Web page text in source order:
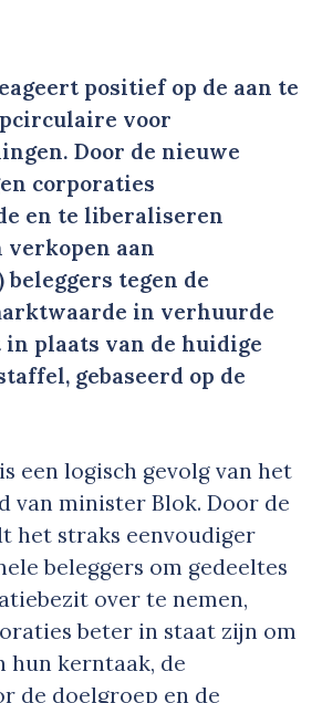
positief op de aan te
voor
Door de nieuwe
corporaties
en te liberaliseren
aan
tegen de
in verhuurde
plaats van de huidige
gebaseerd op de
een logisch gevolg van het
van minister Blok. Door de
het straks eenvoudiger
beleggers om gedeeltes
over te nemen,
beter in staat zijn om
hun kerntaak, de
de doelgroep en de